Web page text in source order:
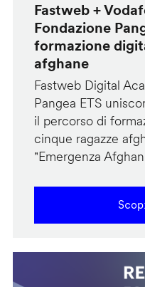
Fastweb +
Fondazione
formazione
afghane
Fastweb Digital
Pangea ETS
il percorso di
cinque ragazze
"Emergenza